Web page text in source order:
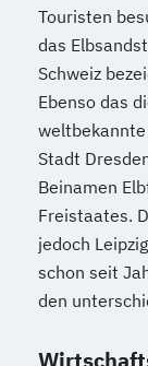
Touristen
das
Schweiz
Ebenso das
Stadt
Beinamen
Freistaates.
jedoch
schon seit
den